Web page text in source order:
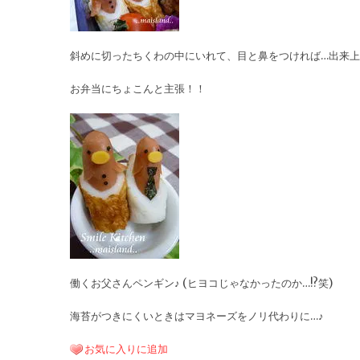
斜めに切ったちくわの中にいれて、目と鼻をつければ…出来
お弁当にちょこんと主張！！
働くお父さんペンギン♪ (ヒヨコじゃなかったのか…!?笑)
海苔がつきにくいときはマヨネーズをノリ代わりに…♪
お気に入りに追加